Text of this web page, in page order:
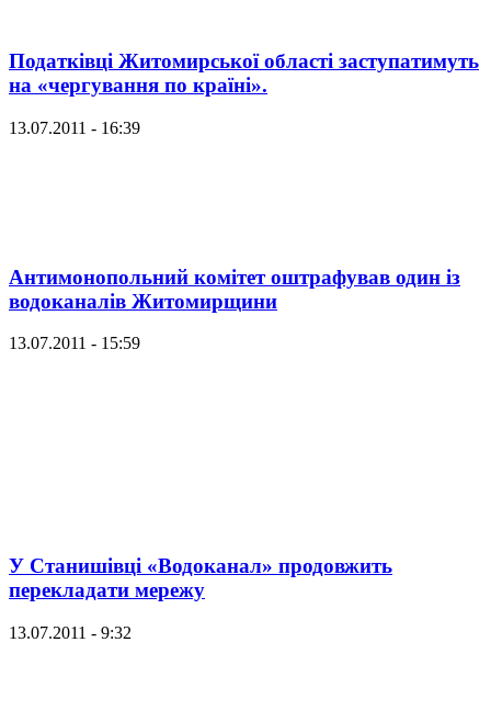
Податківці Житомирської області заступатимуть
на «чергування по країні».
13.07.2011 - 16:39
Антимонопольний комітет оштрафував один із
водоканалів Житомирщини
13.07.2011 - 15:59
У Станишівці «Водоканал» продовжить
перекладати мережу
13.07.2011 - 9:32